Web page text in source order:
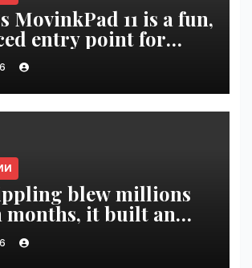
MovinkPad 11 is a fun,
entry point for
| VseTime.ru
blew millions
months, it built an
ROI tool |